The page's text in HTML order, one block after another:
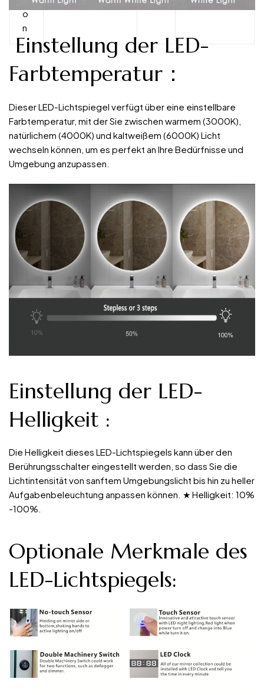
o
n
Einstellung der LED-
Farbtemperatur：
Dieser LED-Lichtspiegel verfügt über eine einstellbare
Farbtemperatur, mit der Sie zwischen warmem (3000K),
natürlichem (4000K) und kaltweißem (6000K) Licht
wechseln können, um es perfekt an Ihre Bedürfnisse und
Umgebung anzupassen.
Einstellung der LED-
Helligkeit :
Die Helligkeit dieses LED-Lichtspiegels kann über den
Berührungsschalter eingestellt werden, so dass Sie die
Lichtintensität von sanftem Umgebungslicht bis hin zu heller
Aufgabenbeleuchtung anpassen können. ★ Helligkeit: 10%
-100%.
Optionale Merkmale des
LED-Lichtspiegels: